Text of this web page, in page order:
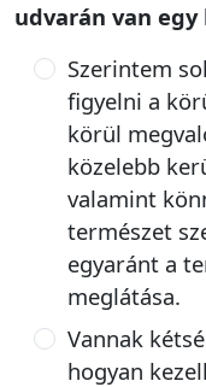
udvarán van
Szerintem
figyelni a
körül
közelebb
valamint
természet
egyaránt a
meglátása.
Vannak
hogyan